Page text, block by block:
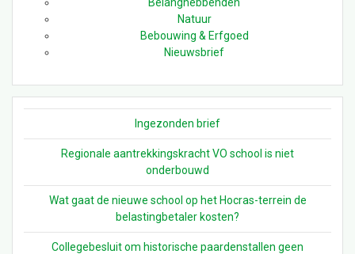
Natuur
Bebouwing & Erfgoed
Nieuwsbrief
Ingezonden brief
Regionale aantrekkingskracht VO school is niet
onderbouwd
Wat gaat de nieuwe school op het Hocras-terrein de
belastingbetaler kosten?
Collegebesluit om historische paardenstallen geen